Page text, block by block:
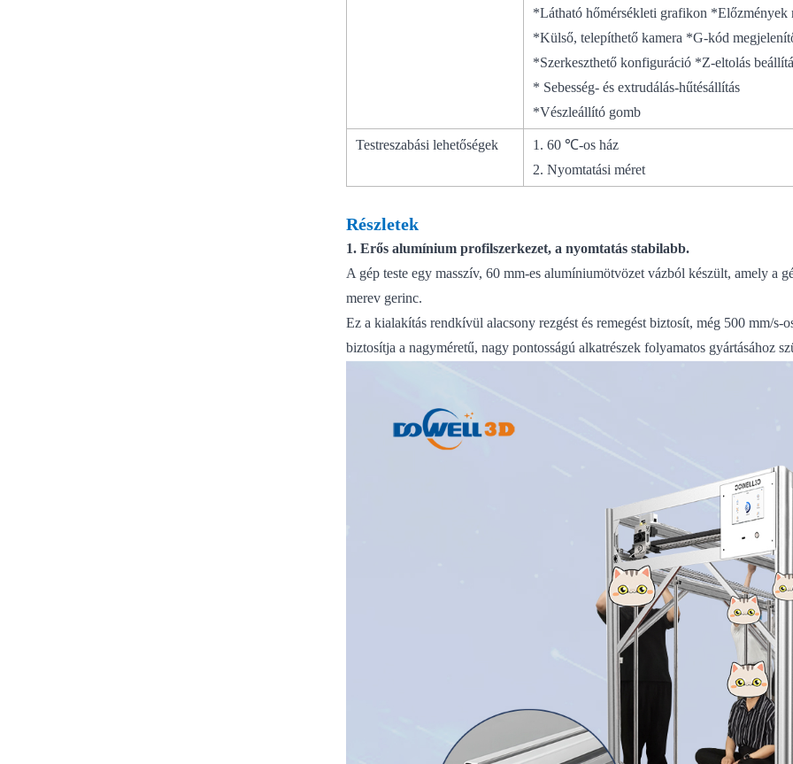
*Látható hőmérsékleti grafikon
*Külső, telepíthető kamera *G-kód
*Szerkeszthető konfiguráció *Z-eltolás
* Sebesség- és extrudálás-hűtésállítás
*Vészleállító gomb
Testreszabási lehetőségek
1. 60 ℃-os ház
2. Nyomtatási méret
Részletek
1. Erős alumínium profilszerkezet, a nyomtatás stabilabb.
A gép teste egy masszív, 60 mm-es alumíniumötvözet vázból készült, amely a
merev gerinc.
Ez a kialakítás rendkívül alacsony rezgést és remegést biztosít, még 500 mm/s-
biztosítja a nagyméretű, nagy pontosságú alkatrészek folyamatos gyártásához